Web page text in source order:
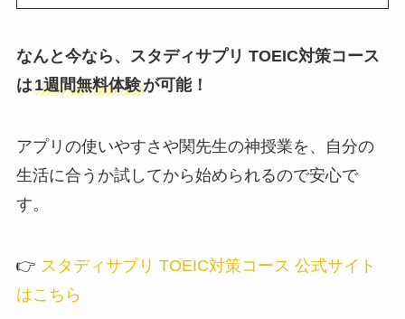
なんと今なら、スタディサプリ TOEIC対策コース
は1週間無料体験が可能！
アプリの使いやすさや関先生の神授業を、自分の
生活に合うか試してから始められるので安心で
す。
👉 スタディサプリ TOEIC対策コース 公式サイト
はこちら